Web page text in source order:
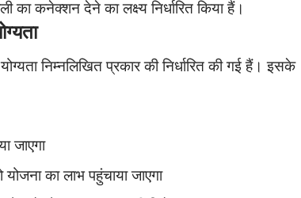
का कनेक्शन देने का लक्ष्य निर्धारित किया हैं।
निम्नलिखित प्रकार की निर्धारित की गई हैं। इसके
जाएगा
का लाभ पहुंचाया जाएगा